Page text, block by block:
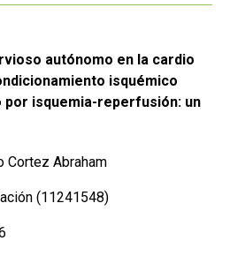
autónomo en la cardio
isquémico
isquemia-reperfusión: un
Cortez Abraham
(11241548)